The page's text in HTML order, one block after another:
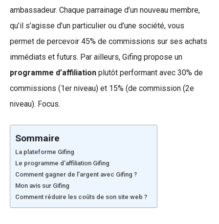
ambassadeur. Chaque parrainage d’un nouveau membre,
qu’il s’agisse d’un particulier ou d’une société, vous
permet de percevoir 45% de commissions sur ses achats
immédiats et futurs. Par ailleurs, Gifing propose un
programme d’affiliation plutôt performant avec 30% de
commissions (1er niveau) et 15% (de commission (2e
niveau). Focus.
Sommaire
La plateforme Gifing
Le programme d’affiliation Gifing
Comment gagner de l’argent avec Gifing ?
Mon avis sur Gifing
Comment réduire les coûts de son site web ?